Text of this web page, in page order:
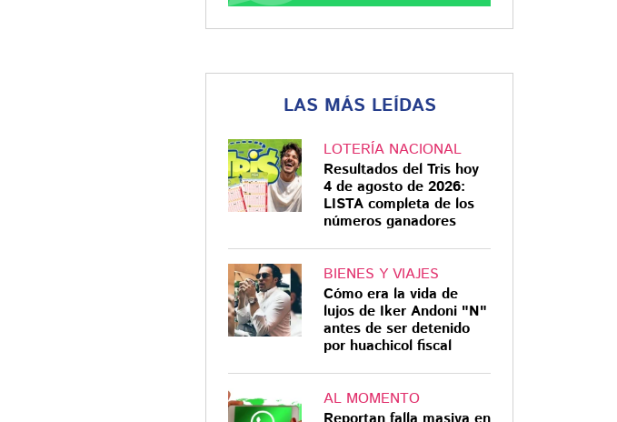
LAS MÁS LEÍDAS
LOTERÍA NACIONAL
Resultados del Tris hoy
4 de agosto de 2026:
LISTA completa de los
números ganadores
BIENES Y VIAJES
Cómo era la vida de
lujos de Iker Andoni "N"
antes de ser detenido
por huachicol fiscal
AL MOMENTO